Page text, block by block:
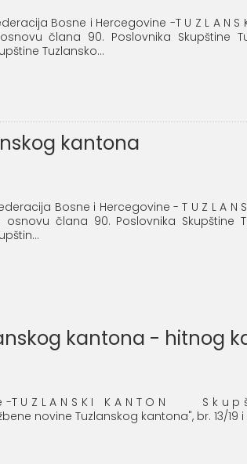
Bosne i Hercegovine -T U Z L A
osnovu člana 90. Poslovnika Skupštine
Tuzlansko...
kantona
Bosne i Hercegovine - T U Z L A
osnovu člana 90. Poslovnika Skupštine
kantona - hitnog
U Z L A N S K I K A N T O N S k u p
novine Tuzlanskog kantona", br. 13/19 i